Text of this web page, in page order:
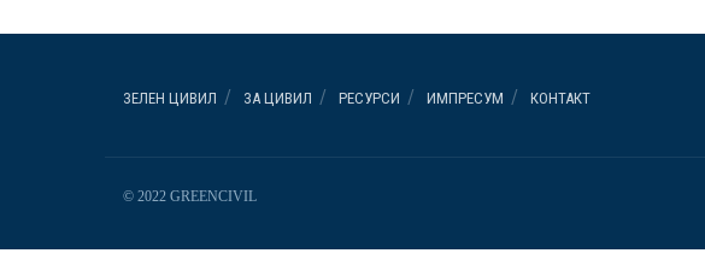
ЗЕЛЕН ЦИВИЛ ЗА ЦИВИЛ РЕСУРСИ ИМПРЕСУМ КОНТАКТ
© 2022 GREENCIVIL